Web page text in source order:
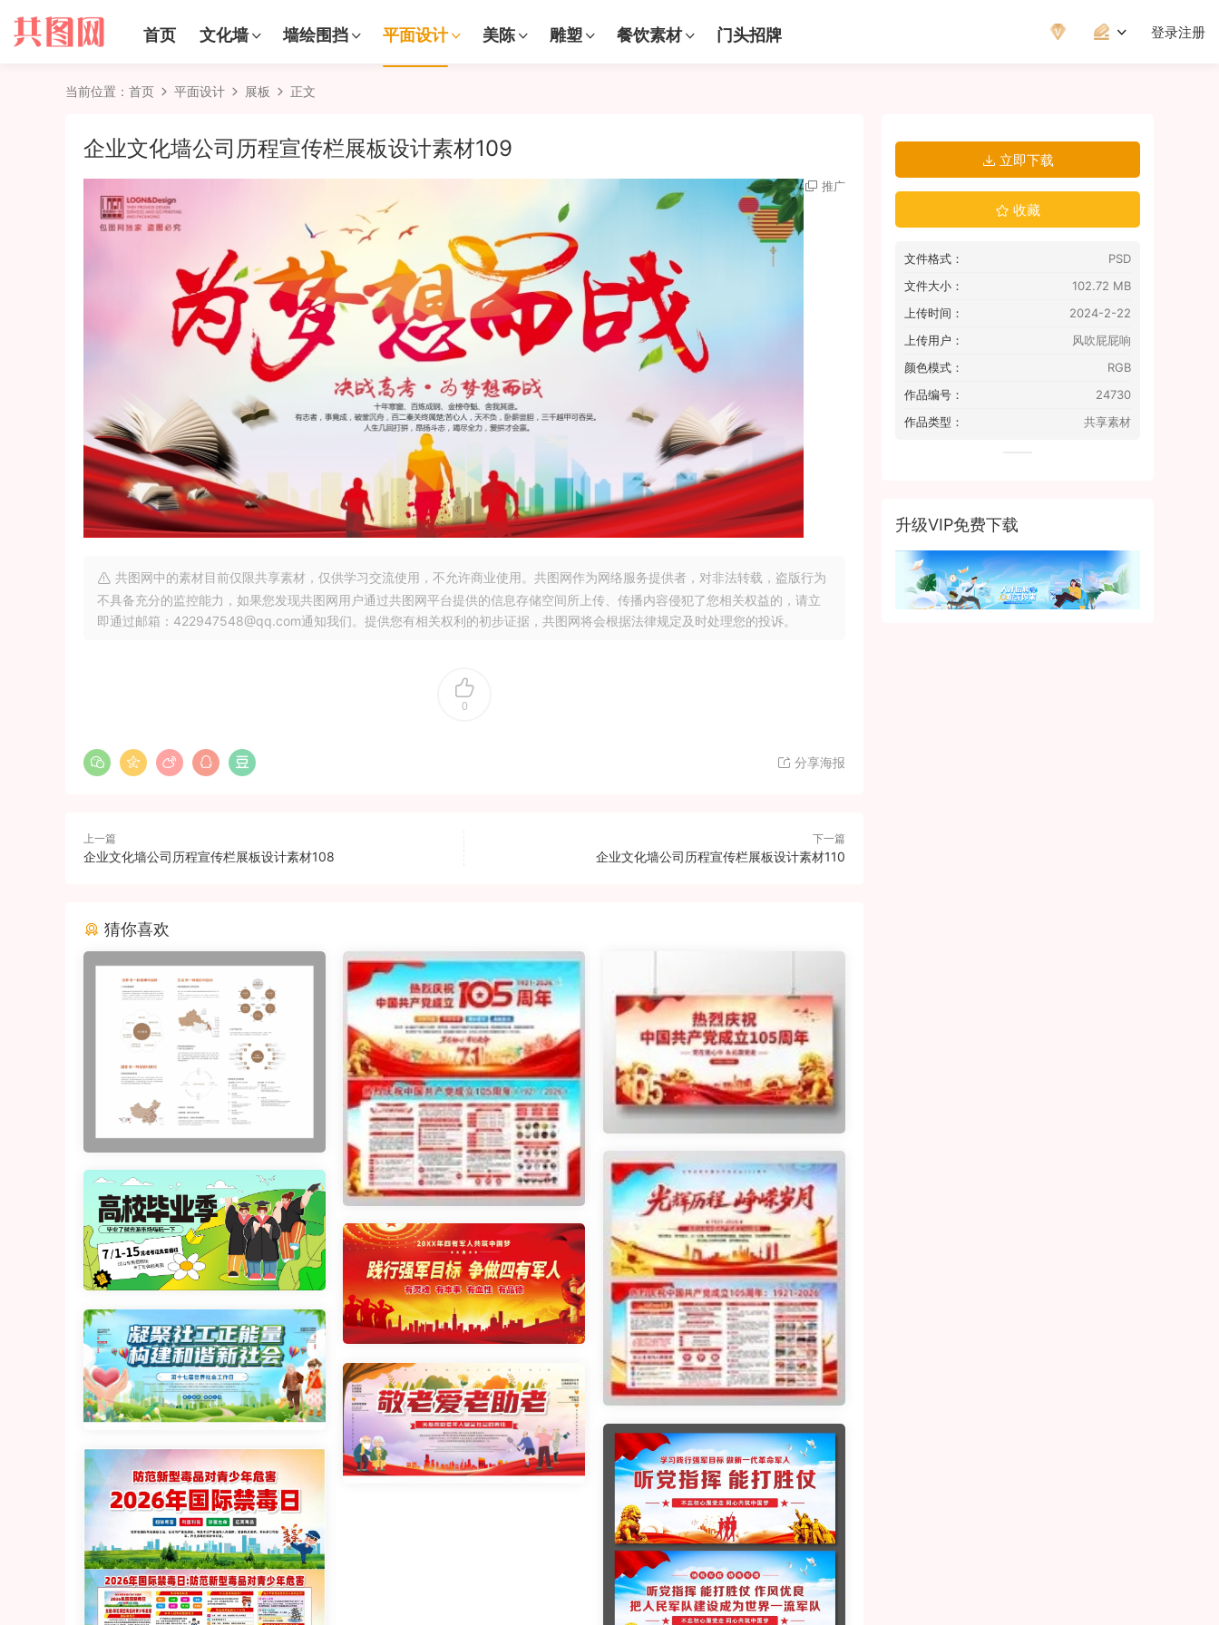
首页 文化墙 墙绘围挡 平面设计 美陈 雕塑 餐饮素材 门头招牌 登录注册
当前位置： 首页 平面设计 展板 正文
企业文化墙公司历程宣传栏展板设计素材109
推广
共图网中的素材目前仅限共享素材，仅供学习交流使用，不允许商业使用。共图网作为网络服务提供者，对非法转载，盗版行为
不具备充分的监控能力，如果您发现共图网用户通过共图网平台提供的信息存储空间所上传、传播内容侵犯了您相关权益的，请立
即通过邮箱：422947548@qq.com通知我们。提供您有相关权利的初步证据，共图网将会根据法律规定及时处理您的投诉。
0
分享海报
上一篇
企业文化墙公司历程宣传栏展板设计素材108
下一篇
企业文化墙公司历程宣传栏展板设计素材110
猜你喜欢
立即下载
收藏
文件格式：
PSD
文件大小：
102.72 MB
上传时间：
2024-2-22
上传用户：
风吹屁屁响
颜色模式：
RGB
作品编号：
24730
作品类型：
共享素材
升级VIP免费下载